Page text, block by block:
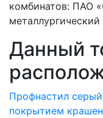
комбинатов: ПАО
металлургический
Данный
Профнастил серый
покрытием